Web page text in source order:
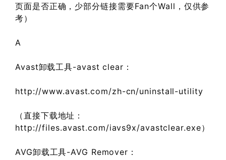
页面是否正确，少部分链接需要Fan个Wall，仅供参
考）
A
Avast卸载工具-avast clear：
http://www.avast.com/zh-cn/uninstall-utility
（直接下载地址：
http://files.avast.com/iavs9x/avastclear.exe）
AVG卸载工具-AVG Remover：